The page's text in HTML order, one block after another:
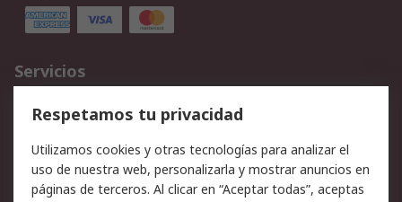
Servicios
Cómo realizar pedidos
Devoluciones
Facturación y pago
Ofertas
Soporte técnico
Respetamos tu privacidad
Utilizamos cookies y otras tecnologías para analizar el
uso de nuestra web, personalizarla y mostrar anuncios en
páginas de terceros. Al clicar en “Aceptar todas”, aceptas